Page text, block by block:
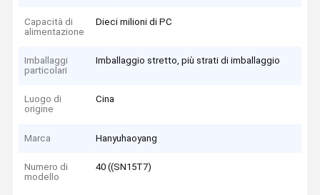
Capacità di
alimentazione
Dieci milioni di PC
Imballaggi
particolari
Imballaggio stretto, più strati di imballaggio
Luogo di
origine
Cina
Marca Hanyuhaoyang
Numero di
modello
40 ((SN15T7)